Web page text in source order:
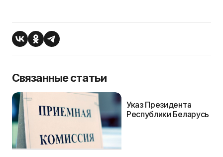
Связанные статьи
Указ Президента
Республики Беларусь от 9